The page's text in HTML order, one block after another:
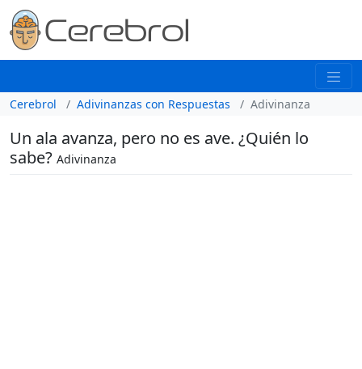
Cerebrol Adivinanzas con Respuestas Adivinanza
Un ala avanza, pero no es ave. ¿Quién lo
sabe? Adivinanza